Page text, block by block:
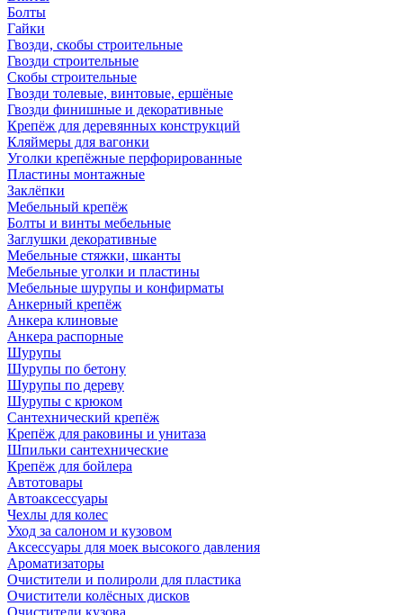
Болты
Гайки
Гвозди, скобы строительные
Гвозди строительные
Скобы строительные
Гвозди толевые, винтовые, ершёные
Гвозди финишные и декоративные
Крепёж для деревянных конструкций
Кляймеры для вагонки
Уголки крепёжные перфорированные
Пластины монтажные
Заклёпки
Мебельный крепёж
Болты и винты мебельные
Заглушки декоративные
Мебельные стяжки, шканты
Мебельные уголки и пластины
Мебельные шурупы и конфирматы
Анкерный крепёж
Анкера клиновые
Анкера распорные
Шурупы
Шурупы по бетону
Шурупы по дереву
Шурупы с крюком
Сантехнический крепёж
Крепёж для раковины и унитаза
Шпильки сантехнические
Крепёж для бойлера
Автотовары
Автоаксессуары
Чехлы для колес
Уход за салоном и кузовом
Аксессуары для моек высокого давления
Ароматизаторы
Очистители и полироли для пластика
Очистители колёсных дисков
Очистители кузова